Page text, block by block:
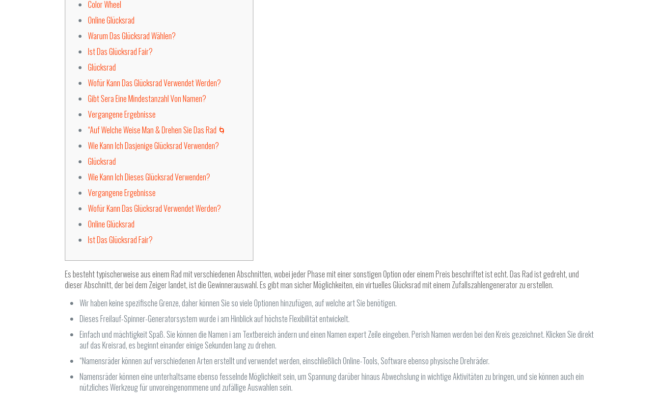
Color Wheel
Online Glücksrad
Warum Das Glücksrad Wählen?
Ist Das Glücksrad Fair?
Glücksrad
Wofür Kann Das Glücksrad Verwendet Werden?
Gibt Sera Eine Mindestanzahl Von Namen?
Vergangene Ergebnisse
“Auf Welche Weise Man & Drehen Sie Das Rad 🌀
Wie Kann Ich Dasjenige Glücksrad Verwenden?
Glücksrad
Wie Kann Ich Dieses Glücksrad Verwenden?
Vergangene Ergebnisse
Wofür Kann Das Glücksrad Verwendet Werden?
Online Glücksrad
Ist Das Glücksrad Fair?
Es besteht typischerweise aus einem Rad mit verschiedenen Abschnitten, wobei jeder Phase mit einer sonstigen Option oder einem Preis beschriftet ist echt. Das Rad ist gedreht, und
dieser Abschnitt, der bei dem Zeiger landet, ist die Gewinnerauswahl. Es gibt man sicher Möglichkeiten, ein virtuelles Glücksrad mit einem Zufallszahlengenerator zu erstellen.
Wir haben keine spezifische Grenze, daher können Sie so viele Optionen hinzufügen, auf welche art Sie benötigen.
Dieses Freilauf-Spinner-Generatorsystem wurde i am Hinblick auf höchste Flexibilität entwickelt.
Einfach und mächtigkeit Spaß. Sie können die Namen i am Textbereich ändern und einen Namen expert Zeile eingeben. Perish Namen werden bei den Kreis gezeichnet. Klicken Sie direkt
auf das Kreisrad, es beginnt einander einige Sekunden lang zu drehen.
“Namensräder können auf verschiedenen Arten erstellt und verwendet werden, einschließlich Online-Tools, Software ebenso physische Drehräder.
Namensräder können eine unterhaltsame ebenso fesselnde Möglichkeit sein, um Spannung darüber hinaus Abwechslung in wichtige Aktivitäten zu bringen, und sie können auch ein
nützliches Werkzeug für unvoreingenommene und zufällige Auswahlen sein.